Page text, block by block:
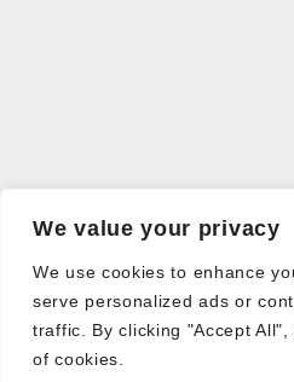
We value your privacy
We use cookies to enhance
serve personalized ads or
traffic. By clicking "Accept
of cookies.